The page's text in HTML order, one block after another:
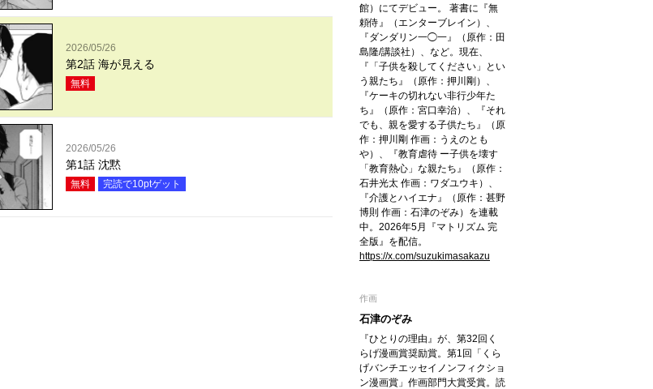
2026/05/26
第2話 海が見える
無料
2026/05/26
第1話 沈黙
無料 完読で10ptゲット
館）にてデビュー。 著書に『無
頼侍』（エンターブレイン）、
『ダンダリン一◯一』（原作：田
島隆/講談社）、など。現在、
『「子供を殺してください」とい
う親たち』（原作：押川剛）、
『ケーキの切れない非行少年た
ち』（原作：宮口幸治）、『それ
でも、親を愛する子供たち』（原
作：押川剛 作画：うえのとも
や）、『教育虐待 ー子供を壊す
「教育熱心」な親たち』（原作：
石井光太 作画：ワダユウキ）、
『介護とハイエナ』（原作：甚野
博則 作画：石津のぞみ）を連載
中。2026年5月『マトリズム 完
全版』を配信。
https://x.com/suzukimasakazu
作画
石津のぞみ
『ひとりの理由』が、第32回く
らげ漫画賞奨励賞。第1回「くら
げバンチエッセイノンフィクショ
ン漫画賞」作画部門大賞受賞。読